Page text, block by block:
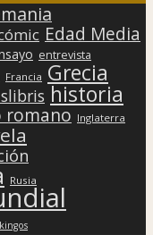
Edad Media
entrevista
Francia Grecia
historia
romano Inglaterra
Rusia